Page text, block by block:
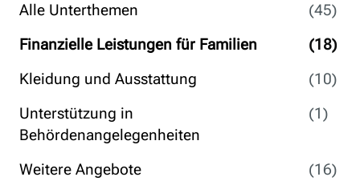
Alle Unterthemen
(45)
Finanzielle Leistungen für Familien
(18)
Kleidung und Ausstattung
(10)
Unterstützung in
Behördenangelegenheiten
(1)
Weitere Angebote (16)